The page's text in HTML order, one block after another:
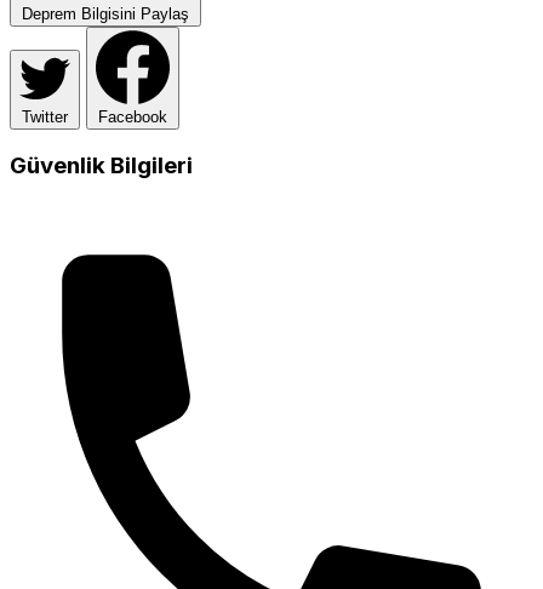
Deprem Bilgisini Paylaş
Twitter Facebook
Güvenlik Bilgileri